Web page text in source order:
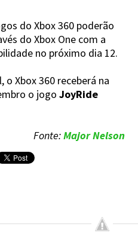
do Xbox 360 poderão
do Xbox One com a
no próximo dia 12.
o Xbox 360 receberá na
o jogoJoyRide
Fonte:Major Nelson